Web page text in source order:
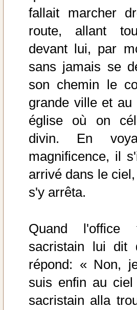
fallait marcher
route, allant
devant lui, par
sans jamais se
son chemin le
grande ville et
église où on
divin. En
magnificence, il
arrivé dans le
s'y arrêta.
Quand
sacristain lui dit
répond: « Non,
suis enfin au
sacristain alla